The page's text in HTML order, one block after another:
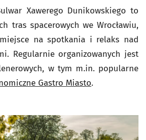
Xawerego Dunikowskiego to
tras spacerowych we Wrocławiu,
na spotkania i relaks nad
Regularnie organizowanych jest
w tym m.in. popularne
Gastro Miasto.